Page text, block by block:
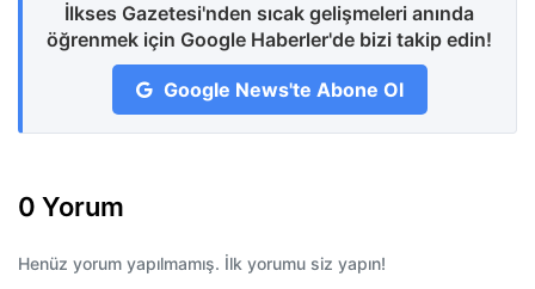
İlkses Gazetesi'nden sıcak gelişmeleri anında
öğrenmek için Google Haberler'de bizi takip edin!
Google News'te Abone Ol
0 Yorum
Henüz yorum yapılmamış. İlk yorumu siz yapın!